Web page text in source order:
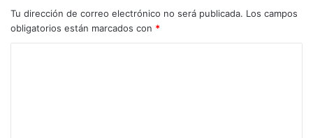
Tu dirección de correo electrónico no será publicada. Los campos
obligatorios están marcados con *